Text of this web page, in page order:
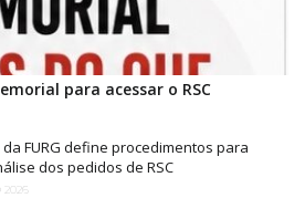
para acessar o RSC
FURG define procedimentos para
dos pedidos de RSC
2026